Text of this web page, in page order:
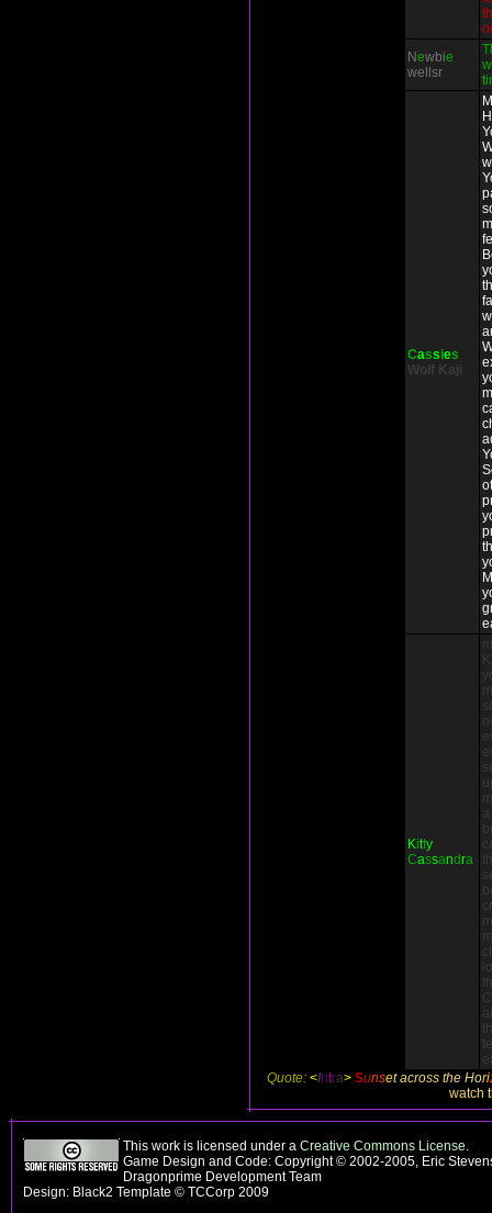
Newbie
wellsr
Cassies
Wolf Kaji
Kitty
Cassandra
Quote: <Intra> Sunsetacross the Hori
watch
This work is licensed under a Creative Commons License.
Game Design and Code: Copyright © 2002-2005, Eric
Dragonprime Development Team
Design: Black2 Template © TCCorp 2009